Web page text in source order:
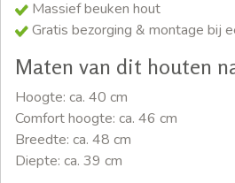
Massief beuken hout
Gratis bezorging & montage bij
Maten van dit houten
Hoogte: ca. 40 cm
Comfort hoogte: ca. 46 cm
Breedte: ca. 48 cm
Diepte: ca. 39 cm